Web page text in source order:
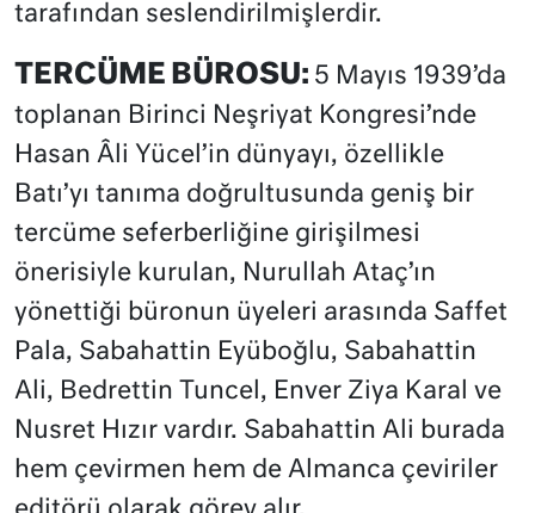
tarafından seslendirilmişlerdir.
TERCÜME BÜROSU: 5 Mayıs 1939’da
toplanan Birinci Neşriyat Kongresi’nde
Hasan Âli Yücel’in dünyayı, özellikle
Batı’yı tanıma doğrultusunda geniş bir
tercüme seferberliğine girişilmesi
önerisiyle kurulan, Nurullah Ataç’ın
yönettiği büronun üyeleri arasında Saffet
Pala, Sabahattin Eyüboğlu, Sabahattin
Ali, Bedrettin Tuncel, Enver Ziya Karal ve
Nusret Hızır vardır. Sabahattin Ali burada
hem çevirmen hem de Almanca çeviriler